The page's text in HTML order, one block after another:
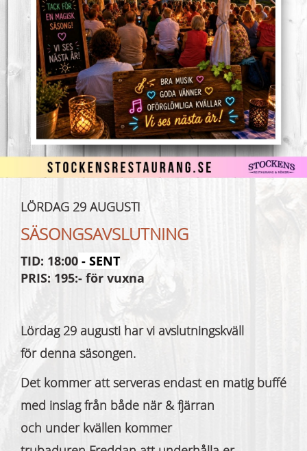
LÖRDAG 29 AUGUSTI
SÄSONGSAVSLUTNING
TID: 18:00 - SENT
PRIS: 195:- för vuxna
Lördag 29 augusti har vi avslutningskväll
för denna säsongen.
Det kommer att serveras endast en matig buffé
med inslag från både när & fjärran
och under kvällen kommer